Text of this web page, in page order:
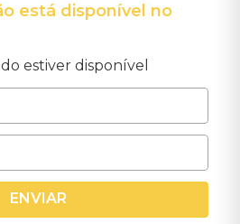
está disponível no
estiver disponível
ENVIAR